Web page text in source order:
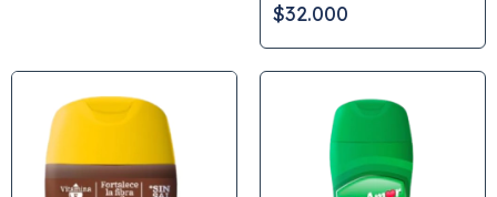
$32.000